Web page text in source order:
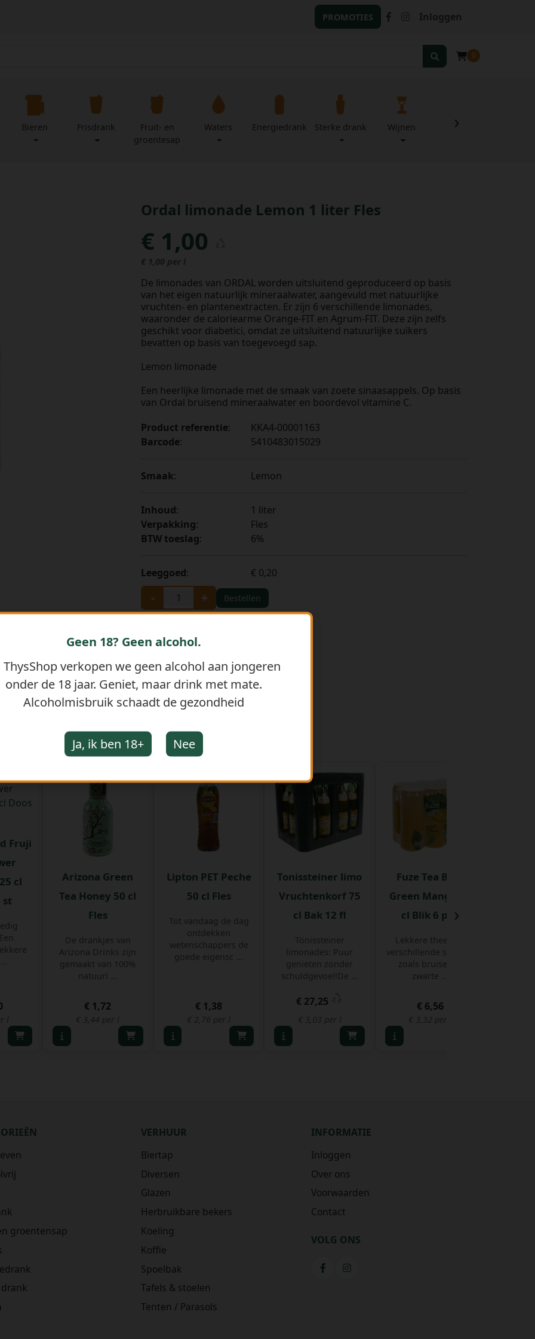
PROMOTIES Inloggen
0
Bieren Frisdrank
Fruit- en
groentesap
Waters Energiedrank Sterke drank Wijnen Zuivel
›
Ordal limonade Lemon 1 liter Fles
€ 1,00
€ 1,00 per l
De limonades van ORDAL worden uitsluitend geproduceerd op basis
van het eigen natuurlijk mineraalwater, aangevuld met natuurlijke
vruchten- en plantenextracten. Er zijn 6 verschillende limonades,
waaronder de caloriearme Orange-FIT en Agrum-FIT. Deze zijn zelfs
geschikt voor diabetici, omdat ze uitsluitend natuurlijke suikers
bevatten op basis van toegevoegd sap.
Lemon limonade
Een heerlijke limonade met de smaak van zoete sinaasappels. Op basis
van Ordal bruisend mineraalwater en boordevol vitamine C.
Product referentie:
KKA4-00001163
Barcode: 5410483015029
Smaak: Lemon
Inhoud:
1 liter
Verpakking:
Fles
BTW toeslag: 6%
Leeggoed: € 0,20
- + Bestellen
GERELATEERDE PRODUCTEN
Fruji
cl
st
l
Arizona Green
Tea Honey 50 cl
Fles
De drankjes van
Arizona Drinks zijn
gemaakt van 100%
natuurl ...
€ 1,72
€ 3,44 per l
Lipton PET Peche
50 cl Fles
Tot vandaag de dag
ontdekken
wetenschappers de
goede eigensc ...
€ 1,38
€ 2,76 per l
Tonissteiner limo
Vruchtenkorf 75
cl Bak 12 fl
Tönissteiner
limonades: Puur
genieten zonder
schuldgevoel!De ...
€ 27,25
€ 3,03 per l
Fuze Tea BLIK
Green Mango 33
cl Blik 6 pak
Lekkere thee met
verschillende smaken
zoals bruisende
zwarte ...
€ 6,56
€ 3,32 per l
›
groentensap
VERHUUR
Biertap
Diversen
Glazen
Herbruikbare bekers
Koeling
Koffie
Spoelbak
Tafels & stoelen
Tenten / Parasols
INFORMATIE
Inloggen
Over ons
Voorwaarden
Contact
VOLG ONS
Geen 18? Geen alcohol.
ThysShop verkopen we geen alcohol aan jongeren
onder de 18 jaar. Geniet, maar drink met mate.
Alcoholmisbruik schaadt de gezondheid
Ja, ik ben 18+ Nee